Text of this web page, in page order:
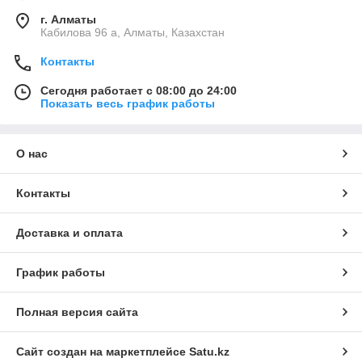
г. Алматы
Кабилова 96 а, Алматы, Казахстан
Контакты
Сегодня работает с 08:00 до 24:00
Показать весь график работы
О нас
Контакты
Доставка и оплата
График работы
Полная версия сайта
Сайт создан на маркетплейсе Satu.kz